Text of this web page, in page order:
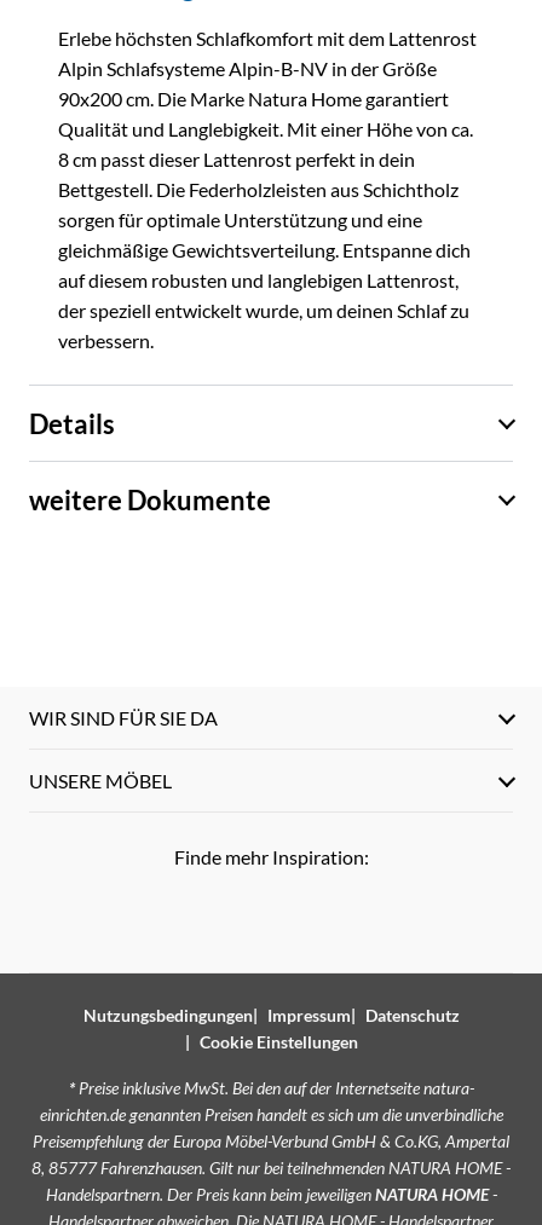
Erlebe höchsten Schlafkomfort mit dem Lattenrost
Alpin Schlafsysteme Alpin-B-NV in der Größe
90x200 cm. Die Marke Natura Home garantiert
Qualität und Langlebigkeit. Mit einer Höhe von ca.
8 cm passt dieser Lattenrost perfekt in dein
Bettgestell. Die Federholzleisten aus Schichtholz
sorgen für optimale Unterstützung und eine
gleichmäßige Gewichtsverteilung. Entspanne dich
auf diesem robusten und langlebigen Lattenrost,
der speziell entwickelt wurde, um deinen Schlaf zu
verbessern.
Details
weitere Dokumente
WIR SIND FÜR SIE DA
UNSERE MÖBEL
Finde mehr Inspiration:
Nutzungsbedingungen Impressum
Datenschutz
Cookie Einstellungen
*Preise inklusive MwSt. Bei den auf der Internetseite natura-
einrichten.de genannten Preisen handelt es sich um die unverbindliche
Preisempfehlung der Europa Möbel-Verbund GmbH & Co.KG, Ampertal
8, 85777 Fahrenzhausen. Gilt nur bei teilnehmenden NATURA HOME -
Handelspartnern. Der Preis kann beim jeweiligenNATURA HOME-